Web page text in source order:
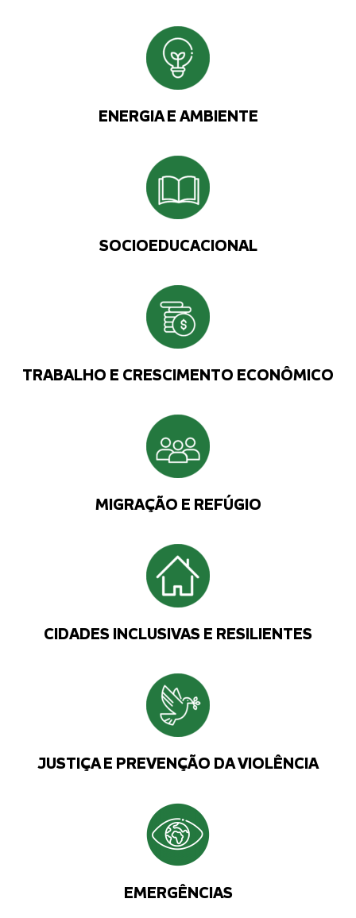
ENERGIA E AMBIENTE
SOCIOEDUCACIONAL
TRABALHO E CRESCIMENTO ECONÔMICO
MIGRAÇÃO E REFÚGIO
CIDADES INCLUSIVAS E RESILIENTES
JUSTIÇA E PREVENÇÃO DA VIOLÊNCIA
EMERGÊNCIAS